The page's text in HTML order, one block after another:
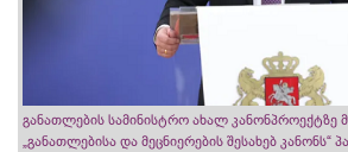
განათლების სამინისტრო ახალ კანონპროექტზე
„განათლებისა და მეცნიერების შესახებ